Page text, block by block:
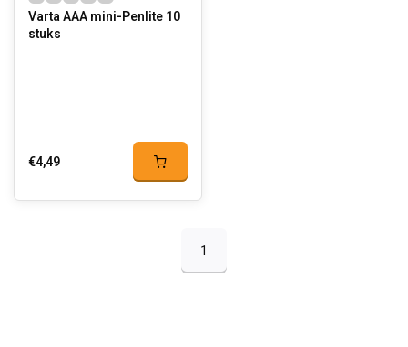
Varta AAA mini-Penlite 10
stuks
€4,49
1